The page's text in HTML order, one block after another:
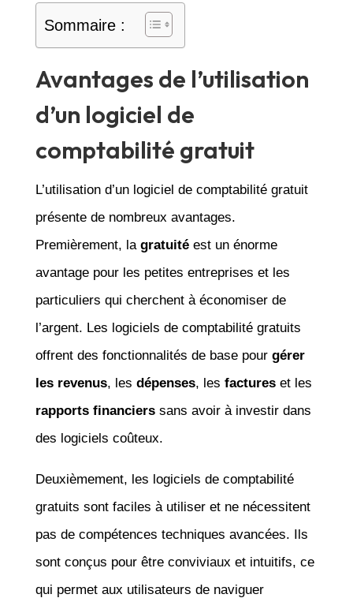
Sommaire :
Avantages de l’utilisation
d’un logiciel de
comptabilité gratuit
L’utilisation d’un logiciel de comptabilité gratuit
présente de nombreux avantages.
Premièrement, la gratuitéest un énorme
avantage pour les petites entreprises et les
particuliers qui cherchent à économiser de
l’argent. Les logiciels de comptabilité gratuits
offrent des fonctionnalités de base pour gérer
les revenus, les dépenses, les factureset les
rapports financierssans avoir à investir dans
des logiciels coûteux.
Deuxièmement, les logiciels de comptabilité
gratuits sont faciles à utiliser et ne nécessitent
pas de compétences techniques avancées. Ils
sont conçus pour être conviviaux et intuitifs, ce
qui permet aux utilisateurs de naviguer